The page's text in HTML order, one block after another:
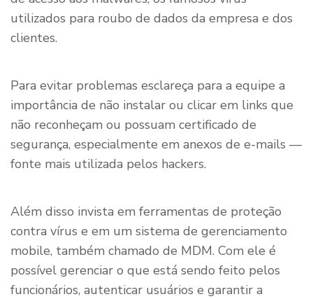
utilizados para roubo de dados da empresa e dos
clientes.
Para evitar problemas esclareça para a equipe a
importância de não instalar ou clicar em links que
não reconheçam ou possuam certificado de
segurança, especialmente em anexos de e-mails —
fonte mais utilizada pelos hackers.
Além disso invista em ferramentas de proteção
contra vírus e em um sistema de gerenciamento
mobile, também chamado de MDM. Com ele é
possível gerenciar o que está sendo feito pelos
funcionários, autenticar usuários e garantir a